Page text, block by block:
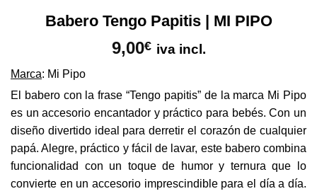
Babero Tengo Papitis | MI PIPO
9,00€ iva incl.
Marca: Mi Pipo
El babero con la frase “Tengo papitis” de la marca Mi Pipo
es un accesorio encantador y práctico para bebés. Con un
diseño divertido ideal para derretir el corazón de cualquier
papá. Alegre, práctico y fácil de lavar, este babero combina
funcionalidad con un toque de humor y ternura que lo
convierte en un accesorio imprescindible para el día a día.